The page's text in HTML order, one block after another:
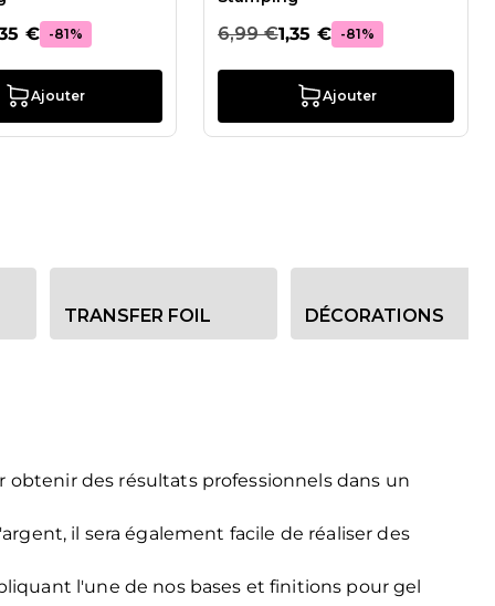
€ -81%
Ajouter
6,99 €1,35 € -81%
Ajouter
TRANSFER FOIL DÉCORATIONS
des résultats professionnels dans un
il sera également facile de réaliser des
l'une de nos bases et finitions pour gel